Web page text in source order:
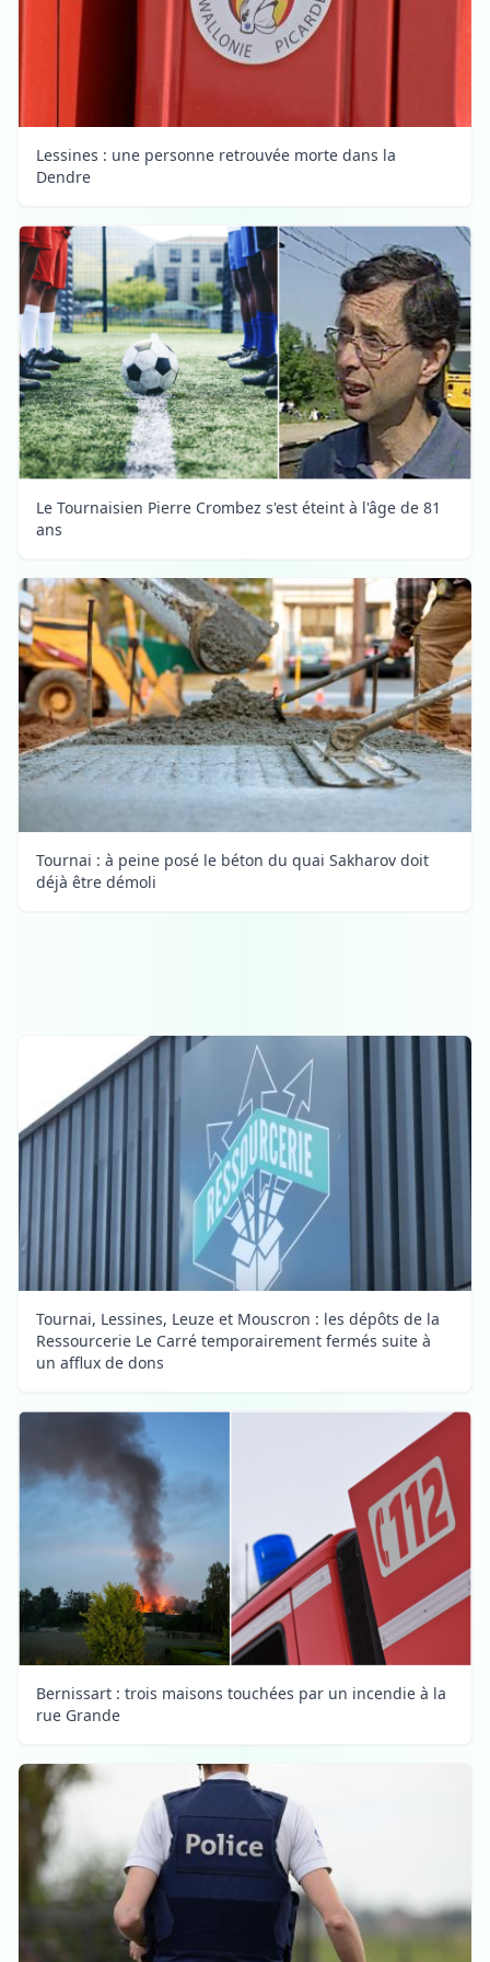
Lessines : une personne retrouvée morte dans la
Dendre
Le Tournaisien Pierre Crombez s'est éteint à l'âge de 81
ans
Tournai : à peine posé le béton du quai Sakharov doit
déjà être démoli
Tournai, Lessines, Leuze et Mouscron : les dépôts de la
Ressourcerie Le Carré temporairement fermés suite à
un afflux de dons
Bernissart : trois maisons touchées par un incendie à la
rue Grande